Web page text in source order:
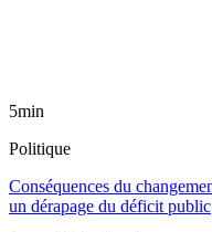
5min
Politique
Conséquences du
un dérapage du déficit public